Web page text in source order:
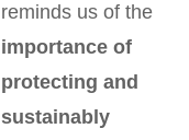
reminds us of the
importance of
protecting and
sustainably